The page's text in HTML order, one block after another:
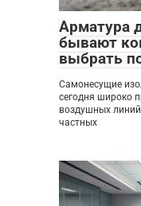
Арматура
бывают
выбрать
Самонесущие
сегодня широко
воздушных
частных